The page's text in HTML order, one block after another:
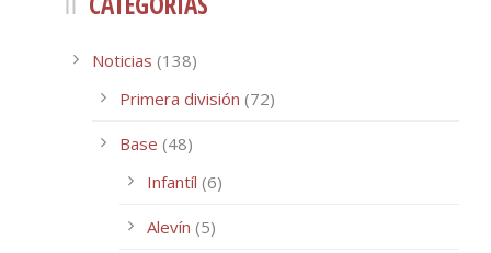
Noticias (138)
Primera división (72)
Base (48)
Infantíl (6)
Alevín (5)